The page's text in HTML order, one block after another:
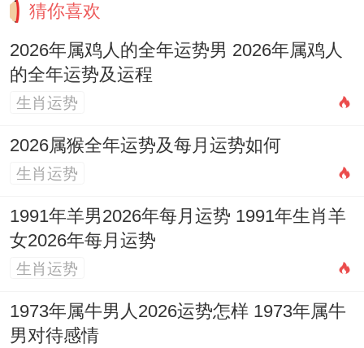
1981辛酉年：比肩坐命，竞争白热化，事业
上团队内耗明显。凭「辛金」为珠玉，反可
凭借细腻技能脱颖而出。
敢试，利新兴行业，但情感易陷入多角关
系，需明晰边界。
2005乙酉年：「偏财」透干，学子易分心娱
乐，家长应引导其将兴趣转化为学习动力，
2017丁酉年：杀印相生，幼童聪颖好动，但
猜你喜欢
2026年属鸡人的全年运势男 2026年属鸡人
的全年运势及运程
生肖运势
2026属猴全年运势及每月运势如何
生肖运势
1991年羊男2026年每月运势 1991年生肖羊
女2026年每月运势
生肖运势
1973年属牛男人2026运势怎样 1973年属牛
男对待感情